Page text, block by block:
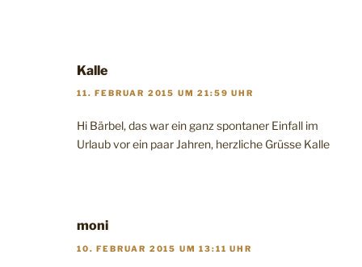
Kalle
11. FEBRUAR 2015 UM 21:59 UHR
Hi Bärbel, das war ein ganz spontaner Einfall im
Urlaub vor ein paar Jahren, herzliche Grüsse Kalle
moni
10. FEBRUAR 2015 UM 13:11 UHR